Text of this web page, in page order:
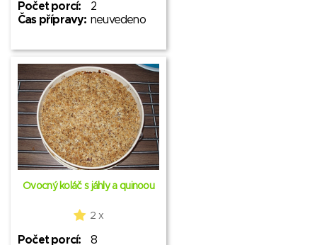
Počet porcí:
2
Čas přípravy: neuvedeno
Ovocný koláč s jáhly a quinoou
2 x
Počet porcí:
8